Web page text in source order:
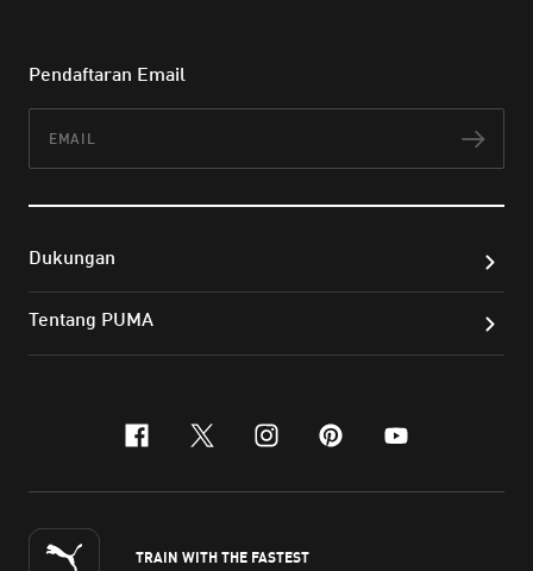
Pendaftaran Email
Dukungan
Tentang PUMA
facebook
x-twitter
instagram
pinterest
youtube
TRAIN WITH THE FASTEST